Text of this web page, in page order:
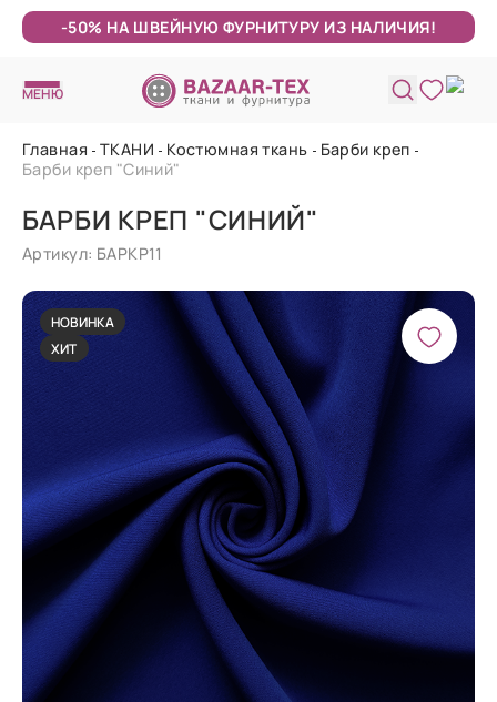
-50% НА ШВЕЙНУЮ ФУРНИТУРУ ИЗ НАЛИЧИЯ!
МЕНЮ
Главная ТКАНИ Костюмная ткань
Барби креп
Барби креп "Синий"
БАРБИ КРЕП "СИНИЙ"
Артикул: БАРКР11
НОВИНКА
ХИТ